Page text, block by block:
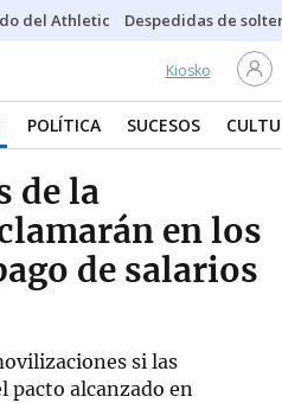
del Athletic Despedidas de
Kiosko
POLÍTICA SUCESOS
de la
en los
de salarios
si las
pacto alcanzado en